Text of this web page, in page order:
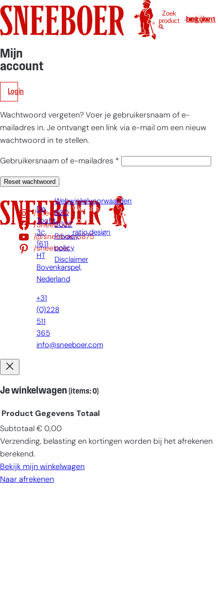
Ga
naar
de
Informatie
Blog
Veelgestelde
Dealers
Over ons
Historie
Zoek
product
Log in om uw account te bekijken
Mijn
account
Login
Wachtwoord vergeten? Voer je gebruikersnaam of e-
mailadres in. Je ontvangt een link via e-mail om een nieuw
wachtwoord in te stellen.
Gebruikersnaam of e-mailadres *
Reset wachtwoord
/sneeboer
/Sneeboer
/@sneeboer3875
/sneeboer
De
Tocht
3c,
1611
HT
Bovenkarspel,
Nederland
+31
(0)228
511
365
info@sneeboer.com
Webwinkelvoorwaarden
B2C
2022
Privacy
policy
Disclaimer
Website
door:
ratio.design
Je winkelwagen (items: 0)
Producten
in
winkelwagen
Product Gegevens Totaal
Subtotaal € 0,00
Verzending, belasting en kortingen worden bij het afrekenen
berekend.
Bekijk mijn winkelwagen
Naar afrekenen